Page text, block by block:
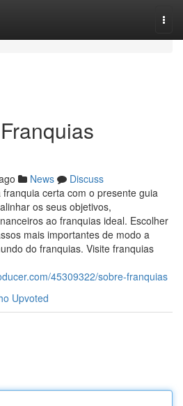
News
Discuss
certa com o presente guia
os seus objetivos,
ao franquias ideal. Escolher
mais importantes de modo a
do franquias. Visite franquias
45309322/sobre-franquias
Upvoted